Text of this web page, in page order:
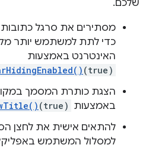
שלכם.
כדי לתת למשתמש יותר
האינטרנט באמצעות
(true)
באמצעות (true)
להתאים אישית את לחצן
למסלול המשתמש